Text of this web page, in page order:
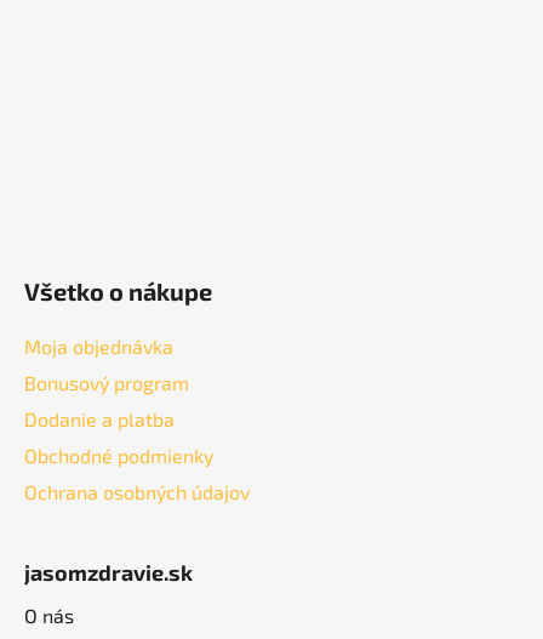
Všetko o nákupe
Moja objednávka
Bonusový program
Dodanie a platba
Obchodné podmienky
Ochrana osobných údajov
jasomzdravie.sk
O nás